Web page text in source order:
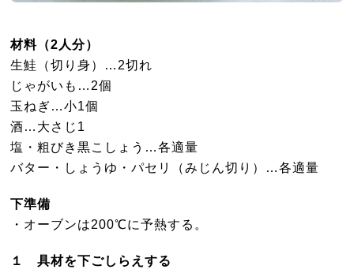
材料（2人分）
生鮭（切り身）…2切れ
じゃがいも…2個
玉ねぎ…小1個
酒…大さじ1
塩・粗びき黒こしょう…各適量
バター・しょうゆ・パセリ（みじん切り）…各適量
下準備
・オーブンは200℃に予熱する。
１ 具材を下ごしらえする